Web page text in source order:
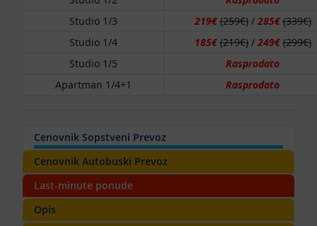
Studio 1/3
219€ (259€)/ 285€ (339€)
Studio 1/4
185€ (219€)/ 249€ (299€)
Studio 1/5
Rasprodato
Apartman 1/4+1
Rasprodato
Opis
Cenovnik Sopstveni Prevoz
Cenovnik Autobuski Prevoz
Last-minute ponude